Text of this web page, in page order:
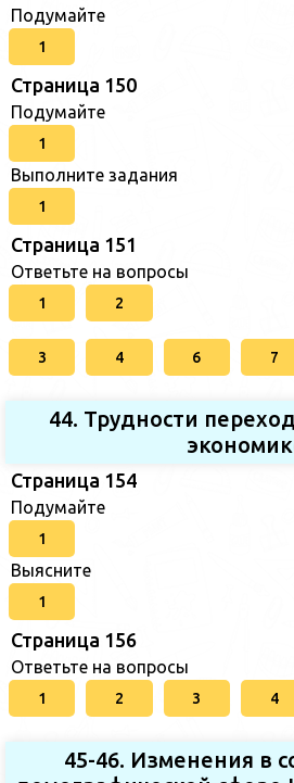
Подумайте
1
Страница 150
Подумайте
1
Выполните задания
1
Страница 151
Ответьте на вопросы
1 2
3 4 6 7
44. Трудности
Страница 154
Подумайте
1
Выясните
1
Страница 156
Ответьте на вопросы
1 2 3 4
45-46. Изменения в